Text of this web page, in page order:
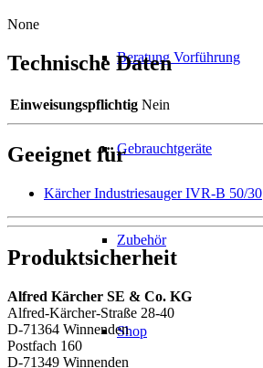
Beratung Vorführung
Gebrauchtgeräte
Zubehör
Shop
None
Technische Daten
Einweisungspflichtig Nein
Geeignet für
Kärcher Industriesauger IVR-B 50/30
Produktsicherheit
Alfred Kärcher SE & Co. KG
Alfred-Kärcher-Straße 28-40
D-71364 Winnenden
Postfach 160
D-71349 Winnenden